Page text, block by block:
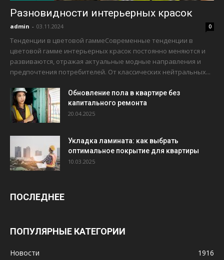
Разновидности интерьерных красок
admin - 03.11.2024 0
Тенденции в цветовой гаммеСовременные тенденции в
цветовой гамме интерьерных красок постоянно меняются и
развиваются, отражая актуальные модные направления и
предпочтения потребителей. От классических нейтральных...
Обновление пола в квартире без
капитального ремонта
20.04.2025
Укладка ламината: как выбрать
оптимальное покрытие для квартиры
10.03.2025
ПОСЛЕДНЕЕ
ПОПУЛЯРНЫЕ КАТЕГОРИИ
Новости 1916